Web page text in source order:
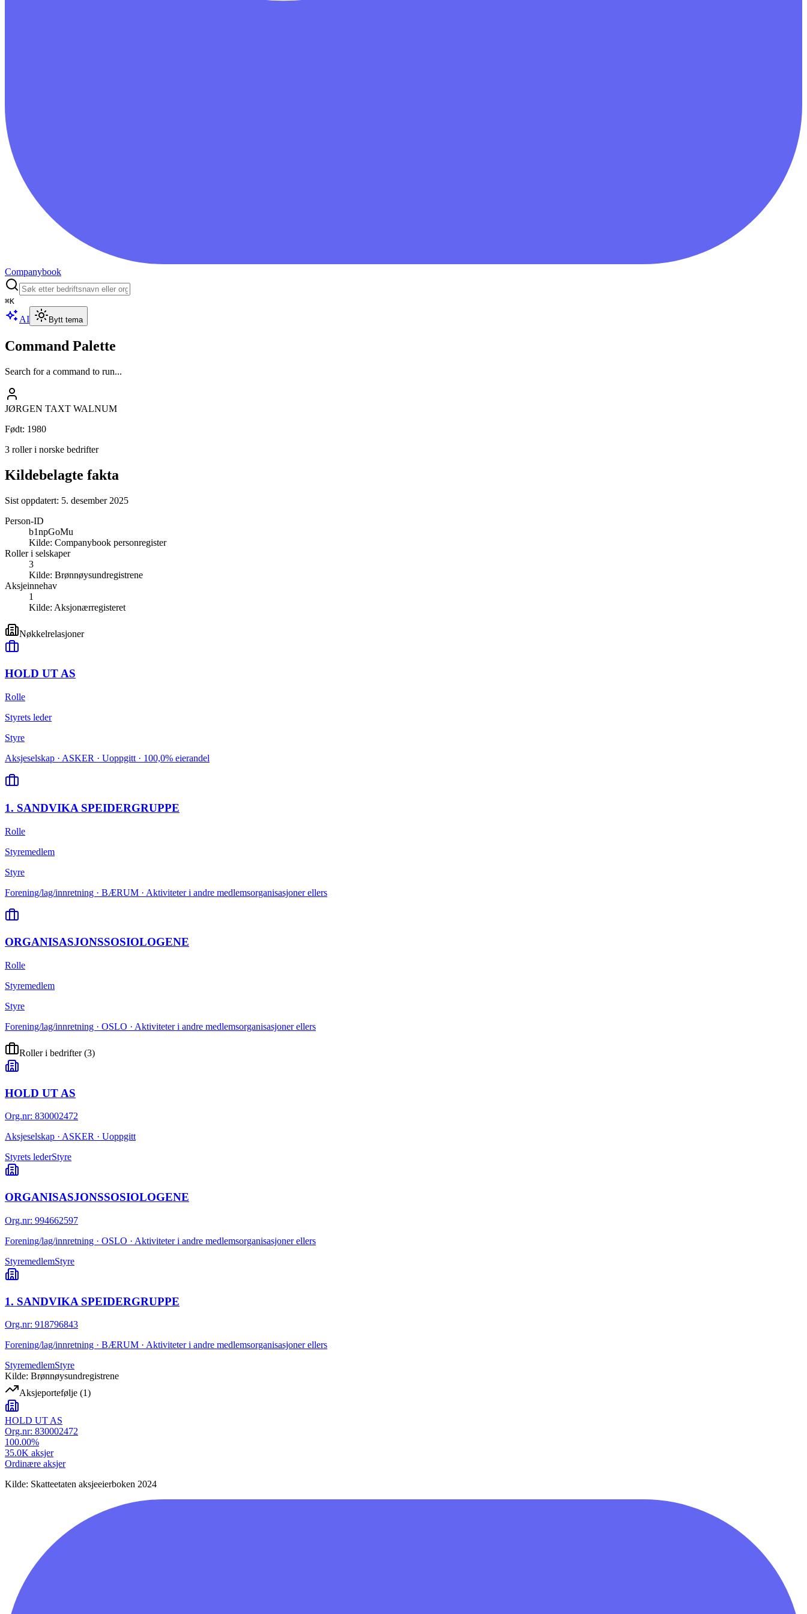
Companybook
⌘K
AI Bytt tema
Command Palette
Search for a command to run...
JØRGEN TAXT WALNUM
Født: 1980
3 roller i norske bedrifter
Kildebelagte fakta
Sist oppdatert: 5. desember 2025
Person-ID
b1npGoMu
Kilde: Companybook personregister
Roller i selskaper
3
Kilde: Brønnøysundregistrene
Aksjeinnehav
1
Kilde: Aksjonærregisteret
Nøkkelrelasjoner
HOLD UT AS
Rolle
Styrets leder
Styre
Aksjeselskap · ASKER · Uoppgitt · 100,0% eierandel
1. SANDVIKA SPEIDERGRUPPE
Rolle
Styremedlem
Styre
Forening/lag/innretning · BÆRUM · Aktiviteter i andre medlemsorganisasjoner ellers
ORGANISASJONSSOSIOLOGENE
Rolle
Styremedlem
Styre
Forening/lag/innretning · OSLO · Aktiviteter i andre medlemsorganisasjoner ellers
Roller i bedrifter(3)
HOLD UT AS
Org.nr: 830002472
Aksjeselskap · ASKER · Uoppgitt
Styrets lederStyre
ORGANISASJONSSOSIOLOGENE
Org.nr: 994662597
Forening/lag/innretning · OSLO · Aktiviteter i andre medlemsorganisasjoner ellers
StyremedlemStyre
1. SANDVIKA SPEIDERGRUPPE
Org.nr: 918796843
Forening/lag/innretning · BÆRUM · Aktiviteter i andre medlemsorganisasjoner ellers
StyremedlemStyre
Kilde: Brønnøysundregistrene
Aksjeportefølje (1)
HOLD UT AS
Org.nr: 830002472
100.00%
35.0K aksjer
Ordinære aksjer
Kilde: Skatteetaten aksjeeierboken 2024